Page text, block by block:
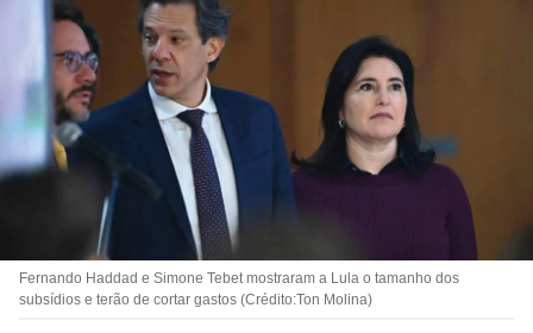
Fernando Haddad e Simone Tebet mostraram a Lula o tamanho dos
subsídios e terão de cortar gastos (Crédito:Ton Molina)